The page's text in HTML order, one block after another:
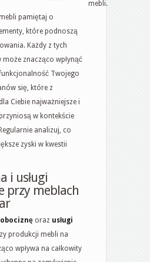
mebli.
pamiętaj o
które podnoszą
Każdy z tych
znacząco wpłynąć
Twojego
się, które z
Ciebie najważniejsze i
w kontekście
analizuj, co
zyski w kwestii
i usługi
przy meblach
oraz usługi
produkcji mebli na
wpływa na całkowity